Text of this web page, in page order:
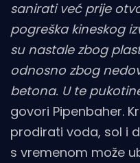
sanirati već prije
pogreška kineskog
su nastale zbog
odnosno zbog
betona. U te
govori Pipenbaher.
prodirati voda, sol i
s vremenom može